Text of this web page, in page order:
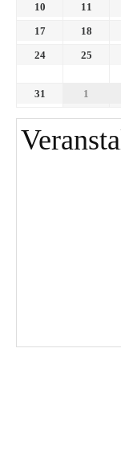
10
11
17
18
24
25
31 1